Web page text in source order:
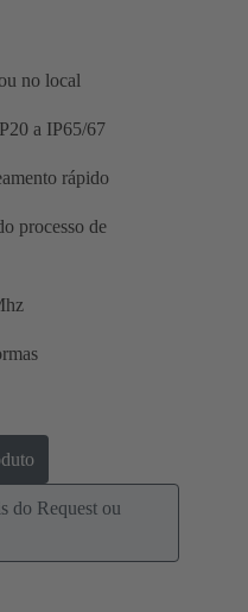
no local
a IP65/67
rápido
processo de
do Request ou